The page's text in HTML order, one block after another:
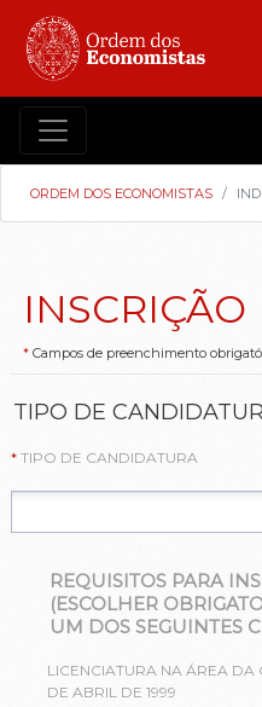
ORDEM DOS ECONOMISTAS
INSCRIÇÃO
Campos de preenchimento
TIPO DE
TIPO DE CANDIDATURA
REQUISITOS PARA
(ESCOLHER
UM DOS SEGUINTES
LICENCIATURA NA ÁREA DA
DE ABRIL DE 1999